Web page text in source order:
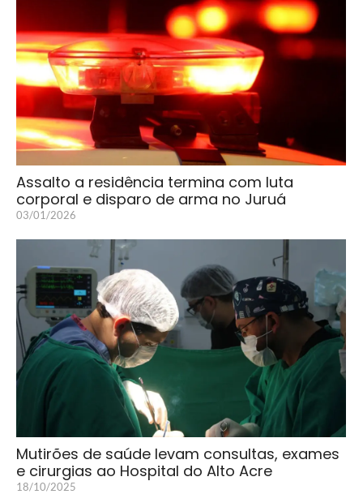
Assalto a residência termina com luta
corporal e disparo de arma no Juruá
03/01/2026
Mutirões de saúde levam consultas, exames
e cirurgias ao Hospital do Alto Acre
18/10/2025